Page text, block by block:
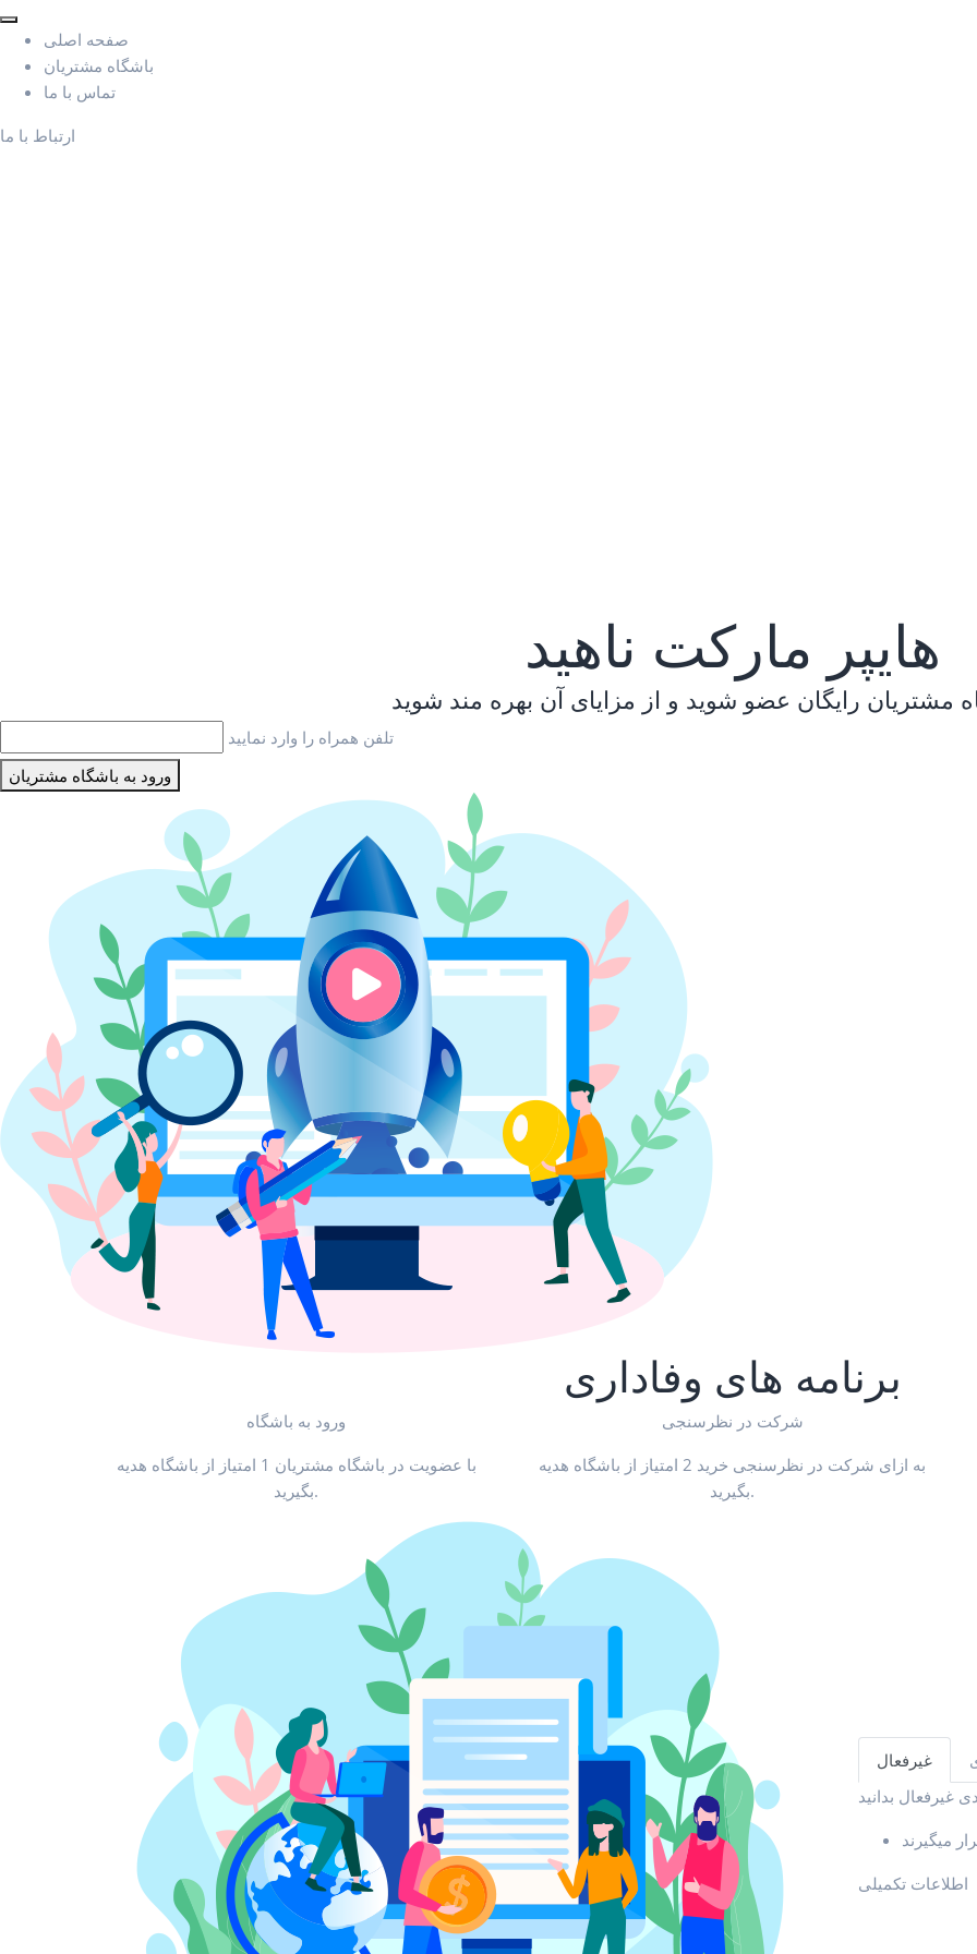
صفحه اصلی
باشگاه مشتریان
تماس با ما
ارتباط با ما
هایپر مارکت ناهید
تلفن همراه را وارد نمایید
ورود به باشگاه مشتریان
برنامه های وفاداری
ورود به باشگاه
با عضویت در باشگاه مشتریان 1 امتیاز از باشگاه هدیه
بگیرید.
شرکت در نظرسنجی
به ازای شرکت در نظرسنجی خرید 2 امتیاز از باشگاه هدیه
بگیرید.
غیرفعال
اطلاعات تکمیلی